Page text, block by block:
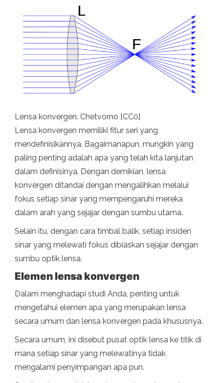
Lensa konvergen. Chetvorno [CC0]
Lensa konvergen memiliki fitur seri yang
mendefinisikannya. Bagaimanapun, mungkin yang
paling penting adalah apa yang telah kita lanjutan
dalam definisinya. Dengan demikian, lensa
konvergen ditandai dengan mengalihkan melalui
fokus setiap sinar yang mempengaruhi mereka
dalam arah yang sejajar dengan sumbu utama.
Selain itu, dengan cara timbal balik, setiap insiden
sinar yang melewati fokus dibiaskan sejajar dengan
sumbu optik lensa.
Elemen lensa konvergen
Dalam menghadapi studi Anda, penting untuk
mengetahui elemen apa yang merupakan lensa
secara umum dan lensa konvergen pada khususnya.
Secara umum, ini disebut pusat optik lensa ke titik di
mana setiap sinar yang melewatinya tidak
mengalami penyimpangan apa pun.